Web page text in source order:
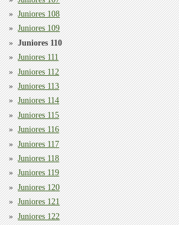
Juniores 108
Juniores 109
Juniores 110
Juniores 111
Juniores 112
Juniores 113
Juniores 114
Juniores 115
Juniores 116
Juniores 117
Juniores 118
Juniores 119
Juniores 120
Juniores 121
Juniores 122